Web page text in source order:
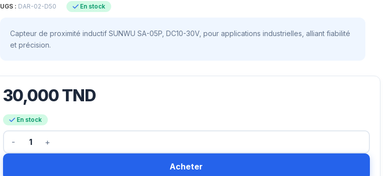
UGS : DAR-02-D50 En stock
Capteur de proximité inductif SUNWU SA-05P, DC10-30V, pour applications industrielles, alliant fiabilité
et précision.
30,000TND
En stock
Acheter